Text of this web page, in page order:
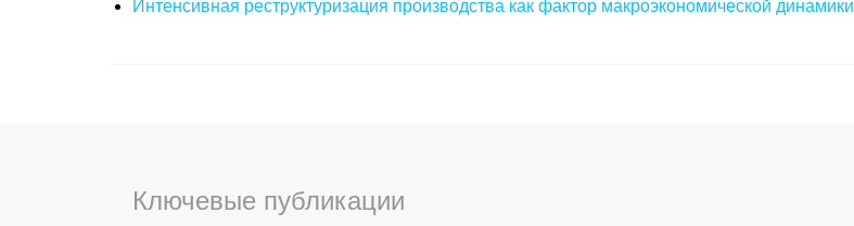
Интенсивная реструктуризация производства как фактор макроэкономической динамики
Ключевые публикации